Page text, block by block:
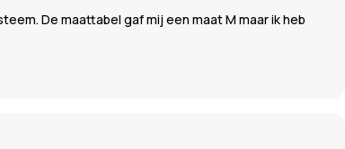
De maattabel gaf mij een maat M maar ik heb